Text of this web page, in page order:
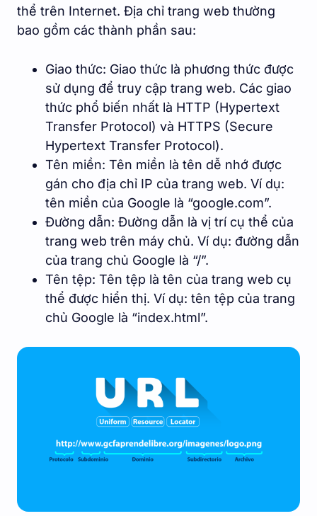
thể trên Internet. Địa chỉ trang web thường
bao gồm các thành phần sau:
Giao thức: Giao thức là phương thức được
sử dụng để truy cập trang web. Các giao
thức phổ biến nhất là HTTP (Hypertext
Transfer Protocol) và HTTPS (Secure
Hypertext Transfer Protocol).
Tên miền: Tên miền là tên dễ nhớ được
gán cho địa chỉ IP của trang web. Ví dụ:
tên miền của Google là “google.com”.
Đường dẫn: Đường dẫn là vị trí cụ thể của
trang web trên máy chủ. Ví dụ: đường dẫn
của trang chủ Google là “/”.
Tên tệp: Tên tệp là tên của trang web cụ
thể được hiển thị. Ví dụ: tên tệp của trang
chủ Google là “index.html”.